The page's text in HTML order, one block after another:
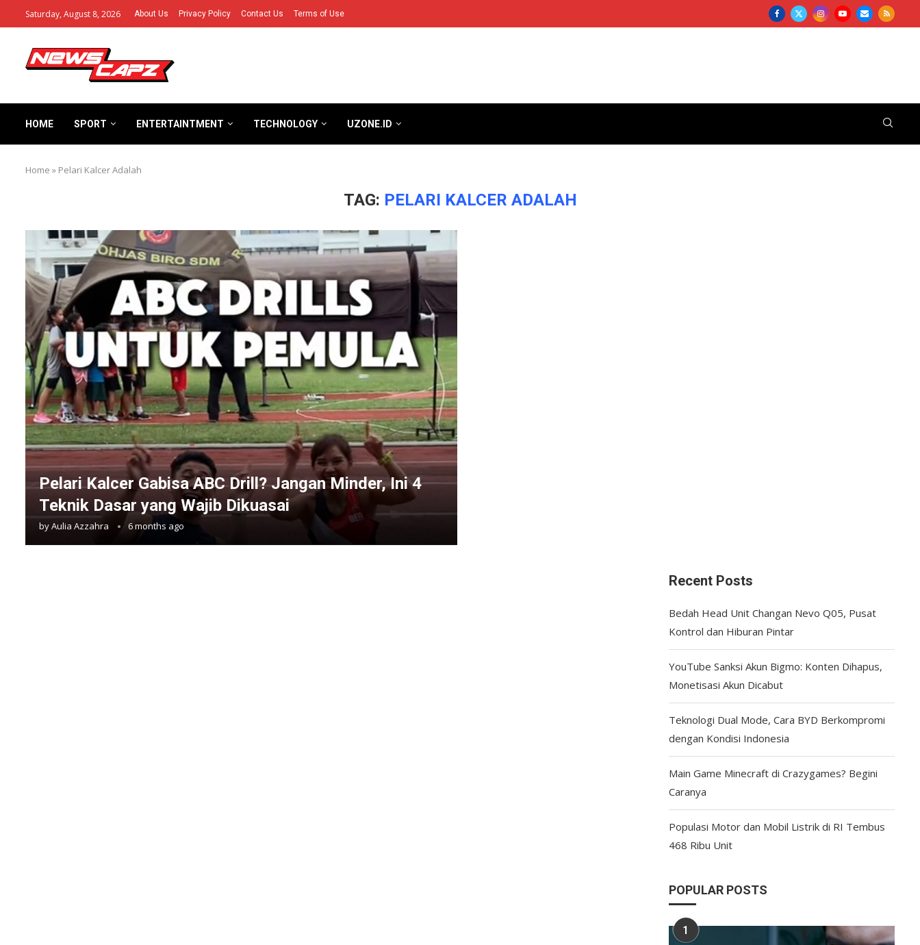
Saturday, August 8, 2026 About Us Privacy Policy Contact Us Terms of Use
HOME SPORT ENTERTAINTMENT TECHNOLOGY UZONE.ID
Home » Pelari Kalcer Adalah
TAG: PELARI KALCER ADALAH
Pelari Kalcer Gabisa ABC Drill? Jangan Minder, Ini 4
Teknik Dasar yang Wajib Dikuasai
byAulia Azzahra 6 months ago
Recent Posts
Bedah Head Unit Changan Nevo Q05, Pusat
Kontrol dan Hiburan Pintar
YouTube Sanksi Akun Bigmo: Konten Dihapus,
Monetisasi Akun Dicabut
Teknologi Dual Mode, Cara BYD Berkompromi
dengan Kondisi Indonesia
Main Game Minecraft di Crazygames? Begini
Caranya
Populasi Motor dan Mobil Listrik di RI Tembus
468 Ribu Unit
POPULAR POSTS
1